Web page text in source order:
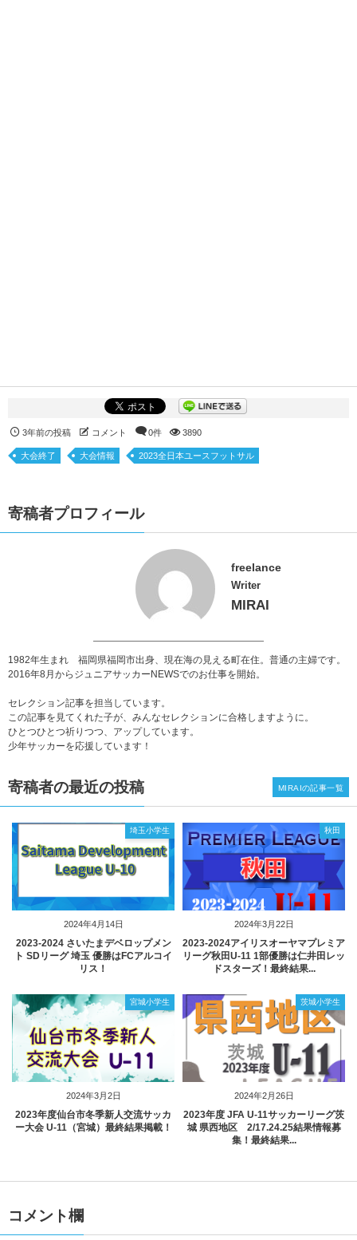
3年前の投稿 コメント 0件 3890
大会終了 大会情報 2023全日本ユースフットサル
寄稿者プロフィール
freelance
Writer
MIRAI
1982年生まれ 福岡県福岡市出身、現在海の見える町在住。普通の主婦です。
2016年8月からジュニアサッカーNEWSでのお仕事を開始。
セレクション記事を担当しています。
この記事を見てくれた子が、みんなセレクションに合格しますように。
ひとつひとつ祈りつつ、アップしています。
少年サッカーを応援しています！
寄稿者の最近の投稿
2024年4月14日
埼玉小学生
2023‐2024 さいたまデベロップメン
ト SDリーグ 埼玉 優勝はFCアルコイ
リス！
2024年3月22日
秋田
2023-2024アイリスオーヤマプレミア
リーグ秋田U-11 1部優勝は仁井田レッ
ドスターズ！最終結果...
2024年3月2日
宮城小学生
2023年度仙台市冬季新人交流サッカ
ー大会 U-11（宮城）最終結果掲載！
2024年2月26日
茨城小学生
2023年度 JFA U-11サッカーリーグ茨
城 県西地区 2/17.24.25結果情報募
集！最終結果...
MIRAIの記事一覧
コメント欄